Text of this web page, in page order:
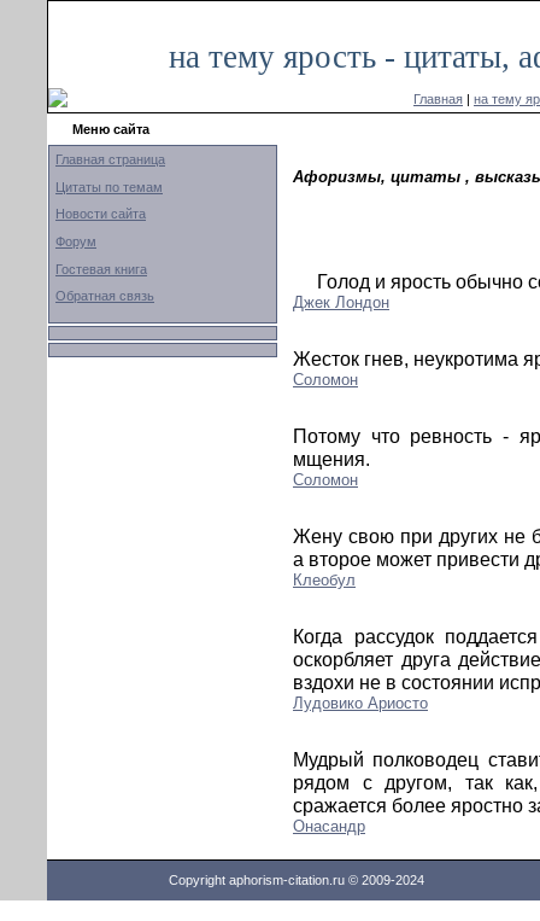
на тему ярость - цитаты,
Главная | на тему
Меню сайта
Главная страница
Цитаты по темам
Новости сайта
Форум
Гостевая книга
Обратная связь
Афоризмы, цитаты ,
Голод и ярость обычно
Джек Лондон
Жесток гнев, неукротима
Соломон
Потому что ревность -
мщения.
Соломон
Жену свою при других не
а второе может привести
Клеобул
Когда рассудок
оскорбляет друга
вздохи не в состоянии
Лудовико Ариосто
Мудрый полководец
рядом с другом, так
сражается более яростно
Онасандр
Copyright aphorism-citation.ru © 2009-2024